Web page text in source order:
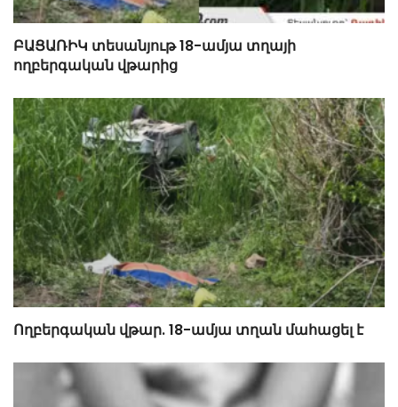
ԲԱՑԱՌԻԿ տեսանյութ 18-ամյա տղայի
ողբերգական վթարից
Ողբերգական վթար. 18-ամյա տղան մահացել է